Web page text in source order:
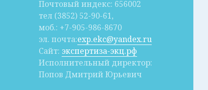
Почтовый индекс: 656002
тел (3852) 52-90-61,
моб.: +7-905-986-8670
эл. почта:exp.ekc@yandex.ru
Сайт: экспертиза-экц.рф
Исполнительный директор:
Попов Дмитрий Юрьевич